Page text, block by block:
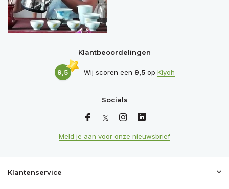
Klantbeoordelingen
9,5 Wij scoren een 9,5op Kiyoh
Socials
Meld je aan voor onze nieuwsbrief
Klantenservice